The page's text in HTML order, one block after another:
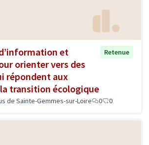
et
orienter vers des
répondent aux
transition écologique
Retenue
de Sainte-Gemmes-sur-Loire 0 0